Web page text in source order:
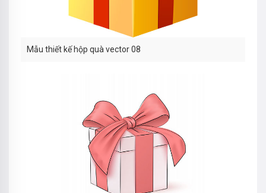
Mẫu thiết kế hộp quà vector 08